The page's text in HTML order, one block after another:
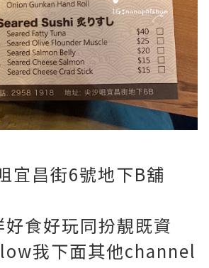
宜昌街6號地下B舖
食好玩同扮靚既資
我下面其他channel